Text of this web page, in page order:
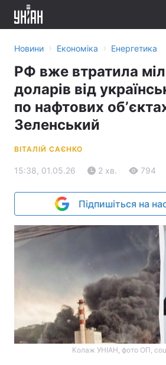
Новини › Економіка › Енергетика
РФ вже втратила
доларів від
по нафтових
Зеленський
ВІТАЛІЙ САЄНКО
15:38, 01.05.26 2 хв. 794
Підпишіться на
Колаж УНІАН, фото ОП,